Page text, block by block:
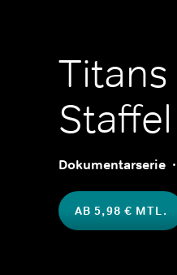
Staffel
Dokumentarserie
AB 5,98 € MTL.